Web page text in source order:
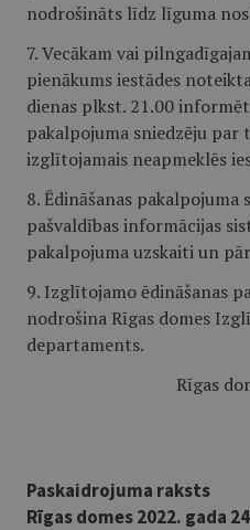
nodrošināts līdz līguma
7. Vecākam vai
pienākums iestādes
dienas plkst. 21.00
pakalpojuma sniedzēju
izglītojamais neapmeklēs
8. Ēdināšanas
pašvaldības informācijas
pakalpojuma uzskaiti un
9. Izglītojamo ēdināšanas
nodrošina Rīgas domes
departaments.
Rīgas
Paskaidrojuma raksts
Rīgas domes 2022. gada